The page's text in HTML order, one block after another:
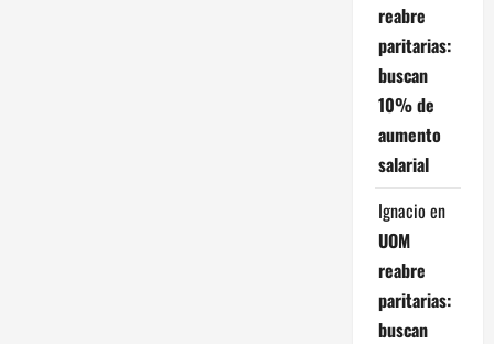
reabre
paritarias:
buscan
10% de
aumento
salarial
Ignacio en
UOM
reabre
paritarias:
buscan